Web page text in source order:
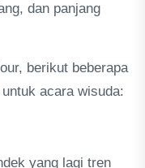
dan panjang
berikut beberapa
acara wisuda:
yang lagi tren